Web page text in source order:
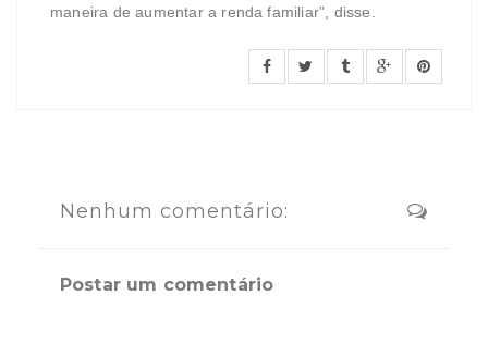
maneira de aumentar a renda familiar”, disse.
Nenhum comentário:
Postar um comentário